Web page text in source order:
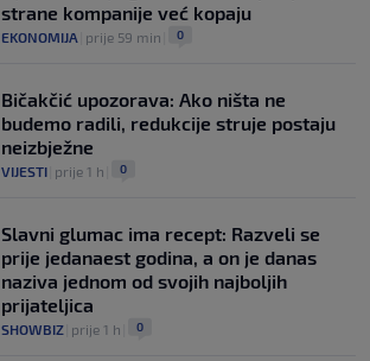
strane kompanije već kopaju
EKONOMIJA prije 59 min 0
Bičakčić upozorava: Ako ništa ne
budemo radili, redukcije struje postaju
neizbježne
VIJESTI prije 1 h 0
Slavni glumac ima recept: Razveli se
prije jedanaest godina, a on je danas
naziva jednom od svojih najboljih
prijateljica
SHOWBIZ prije 1 h 0